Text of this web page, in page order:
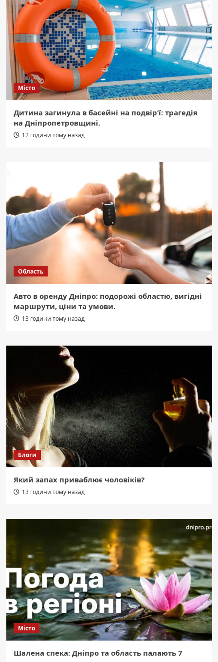
Місто
Дитина загинула в басейні на подвір’ї: трагедія
на Дніпропетровщині.
12 години тому назад
Область
Авто в оренду Дніпро: подорожі областю, вигідні
маршрути, ціни та умови.
13 години тому назад
Блоги
Який запах приваблює чоловіків?
13 години тому назад
Місто
Шалена спека: Дніпро та область палають 7